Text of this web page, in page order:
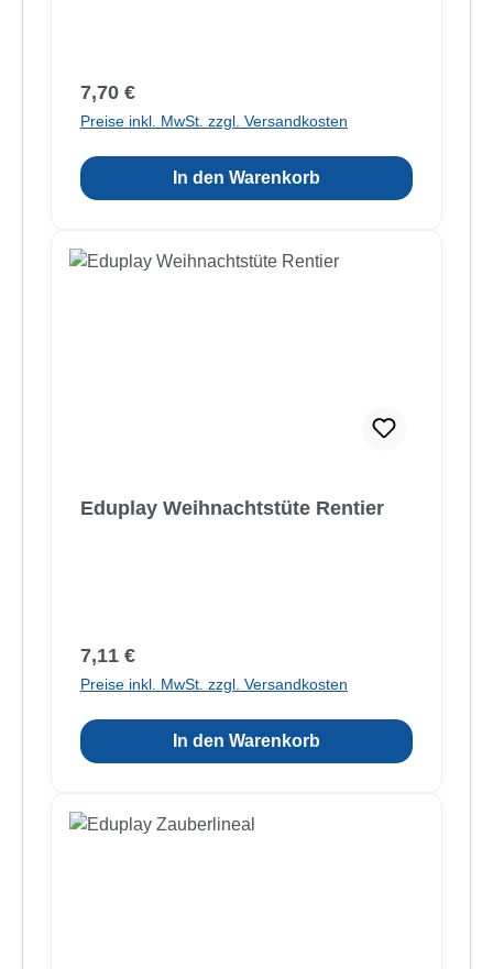
Regulärer Preis:
7,70 €
Preise inkl. MwSt. zzgl. Versandkosten
In den Warenkorb
Eduplay Weihnachtstüte Rentier
Regulärer Preis:
7,11 €
Preise inkl. MwSt. zzgl. Versandkosten
In den Warenkorb